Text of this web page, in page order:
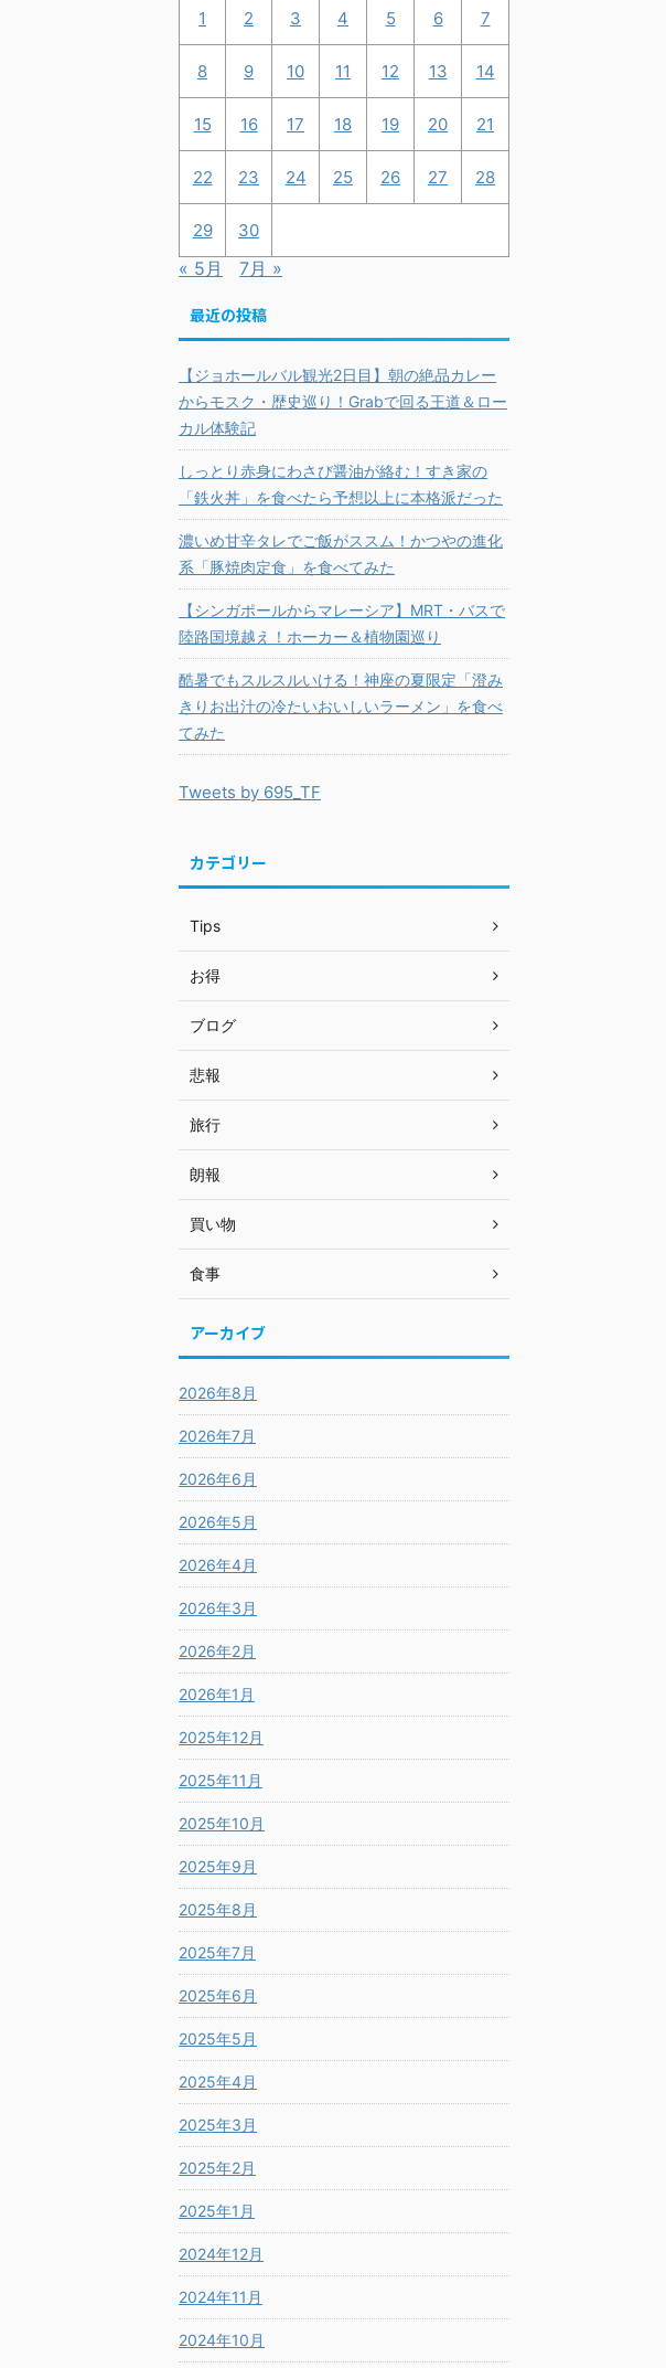
1 2 3 4 5 6 7
8 9 10 11 12 13 14
15 16 17 18 19 20 21
22 23 24 25 26 27 28
29 30
« 5月 7月 »
最近の投稿
【ジョホールバル観光2日目】朝の絶品カレー
からモスク・歴史巡り！Grabで回る王道＆ロー
カル体験記
しっとり赤身にわさび醤油が絡む！すき家の
「鉄火丼」を食べたら予想以上に本格派だった
濃いめ甘辛タレでご飯がススム！かつやの進化
系「豚焼肉定食」を食べてみた
【シンガポールからマレーシア】MRT・バスで
陸路国境越え！ホーカー＆植物園巡り
酷暑でもスルスルいける！神座の夏限定「澄み
きりお出汁の冷たいおいしいラーメン」を食べ
てみた
Tweets by 695_TF
カテゴリー
Tips
お得
ブログ
悲報
旅行
朗報
買い物
食事
アーカイブ
2026年8月
2026年7月
2026年6月
2026年5月
2026年4月
2026年3月
2026年2月
2026年1月
2025年12月
2025年11月
2025年10月
2025年9月
2025年8月
2025年7月
2025年6月
2025年5月
2025年4月
2025年3月
2025年2月
2025年1月
2024年12月
2024年11月
2024年10月